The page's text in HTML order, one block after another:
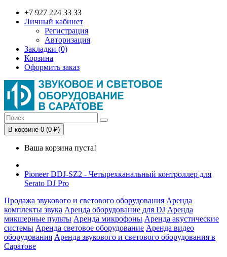
+7 927 224 33 33
Личный кабинет
Регистрация
Авторизация
Закладки (0)
Корзина
Оформить заказ
В корзине 0 (0 ₽)
Ваша корзина пуста!
Pioneer DDJ-SZ2 - Четырехканальный контроллер для
Serato DJ Pro
Продажа звукового и светового оборудования Аренда
комплекты звука Аренда оборудование для DJ Аренда
микшерные пульты Аренда микрофоны Аренда акустические
системы Аренда световое оборудование Аренда видео
оборудования Аренда звукового и светового оборудования в
Саратове